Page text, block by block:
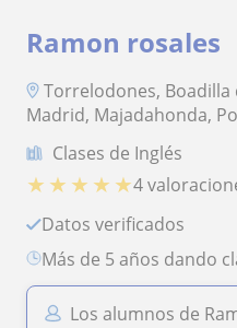
Ramon rosales
Torrelodones, Boadilla
Madrid, Majadahonda,
Clases de Inglés
★ ★ ★ ★ ★4
Datos verificados
más de 5 años dando
Los alumnos de